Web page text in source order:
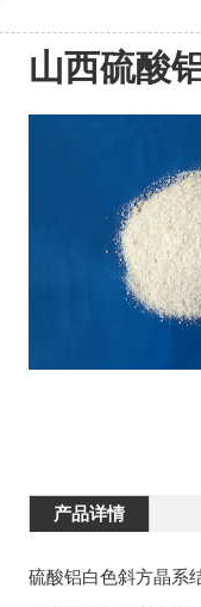
山西硫酸
产品详情
硫酸铝白色斜方晶系